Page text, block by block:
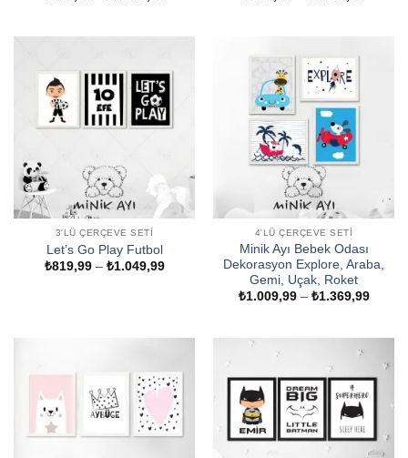
3'LÜ ÇERÇEVE SETI
Let’s Go Play Futbol
₺819,99 – ₺1.049,99Fiyat
4'LÜ ÇERÇEVE SETI
Minik Ayı Bebek Odası
Dekorasyon Explore, Araba,
Gemi, Uçak, Roket
₺1.009,99 – ₺1.369,99Fiyat